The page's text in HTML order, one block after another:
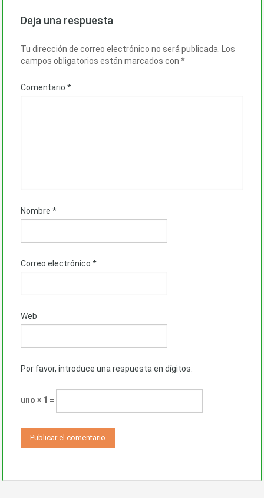
Deja una respuesta
Tu dirección de correo electrónico no será publicada. Los
campos obligatorios están marcados con *
Comentario *
Nombre *
Correo electrónico *
Web
Por favor, introduce una respuesta en dígitos:
uno × 1 =